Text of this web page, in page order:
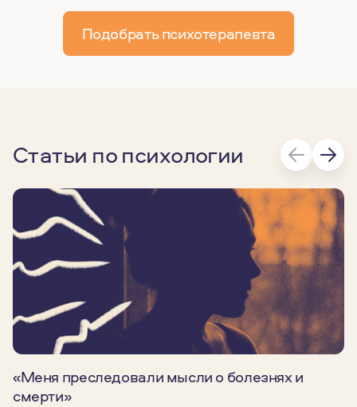
Подобрать психотерапевта
Статьи по психологии
«Меня преследовали мысли о болезнях и
смерти»